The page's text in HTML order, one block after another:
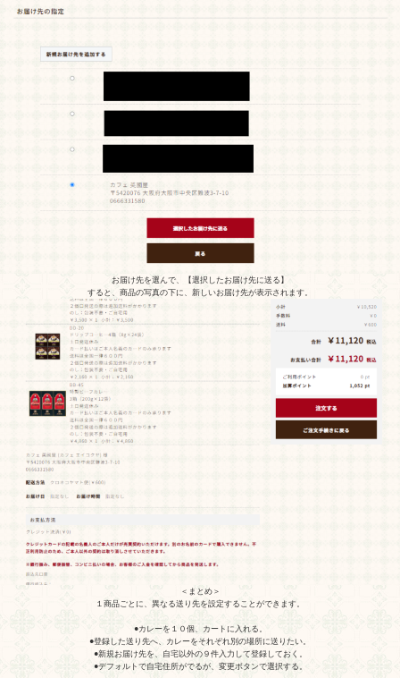
お届け先を選んで、【選択したお届け先に送る】
すると、商品の写真の下に、新しいお届け先が表示されます。
＜まとめ＞
１商品ごとに、異なる送り先を設定することができます。
●カレーを１０個、カートに入れる。
●登録した送り先へ、カレーをそれぞれ別の場所に送りたい。
●新規お届け先を、自宅以外の９件入力して登録しておく。
●デフォルトで自宅住所がでるが、変更ボタンで選択する。